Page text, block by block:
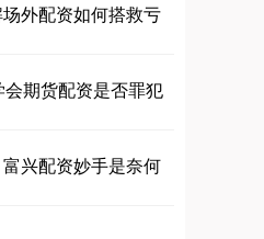
+0.10 +0.04%
外配资如何搭救亏
期货配资是否罪犯
兴配资妙手是奈何